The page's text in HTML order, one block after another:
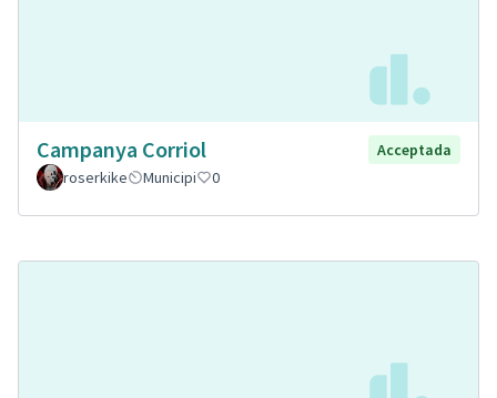
Campanya Corriol
Acceptada
roserkike
Municipi 0